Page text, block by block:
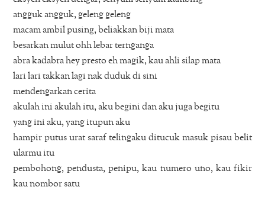
angguk angguk, geleng geleng
macam ambil pusing, beliakkan biji mata
besarkan mulut ohh lebar ternganga
abra kadabra hey presto eh magik, kau ahli silap mata
lari lari takkan lagi nak duduk di sini
mendengarkan cerita
akulah ini akulah itu, aku begini dan aku juga begitu
yang ini aku, yang itupun aku
hampir putus urat saraf telingaku ditucuk masuk pisau belit
ularmu itu
pembohong, pendusta, penipu, kau numero uno, kau fikir
kau nombor satu